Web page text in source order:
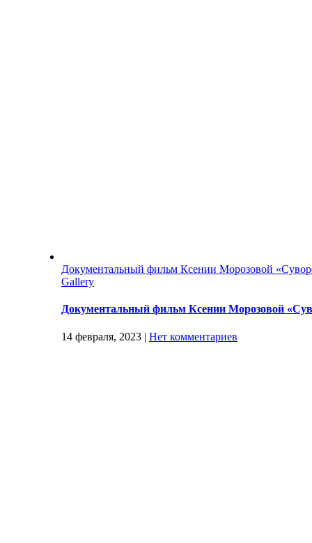
Документальный фильм Ксении Морозовой
Gallery
Документальный фильм Ксении Морозовой
14 февраля, 2023 | Нет комментариев